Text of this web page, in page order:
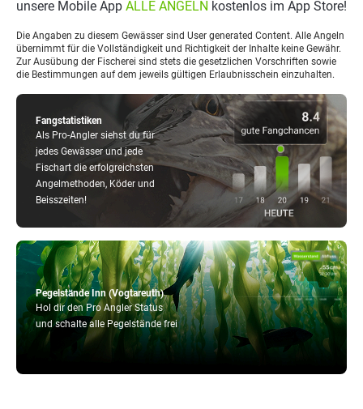
Pegelstände Inn (Vogtareuth)
Hol dir den Pro Angler Status
und schalte alle Pegelstände frei
Fangstatistiken
Als Pro-Angler siehst du für
jedes Gewässer und jede
Fischart die erfolgreichsten
Angelmethoden, Köder und
Beisszeiten!
unsere Mobile App ALLE ANGELN kostenlos im App Store!
Die Angaben zu diesem Gewässer sind User generated Content. Alle Angeln
übernimmt für die Vollständigkeit und Richtigkeit der Inhalte keine Gewähr.
Zur Ausübung der Fischerei sind stets die gesetzlichen Vorschriften sowie
die Bestimmungen auf dem jeweils gültigen Erlaubnisschein einzuhalten.